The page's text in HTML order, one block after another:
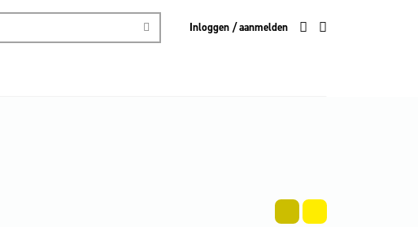
Inloggen / aanmelden